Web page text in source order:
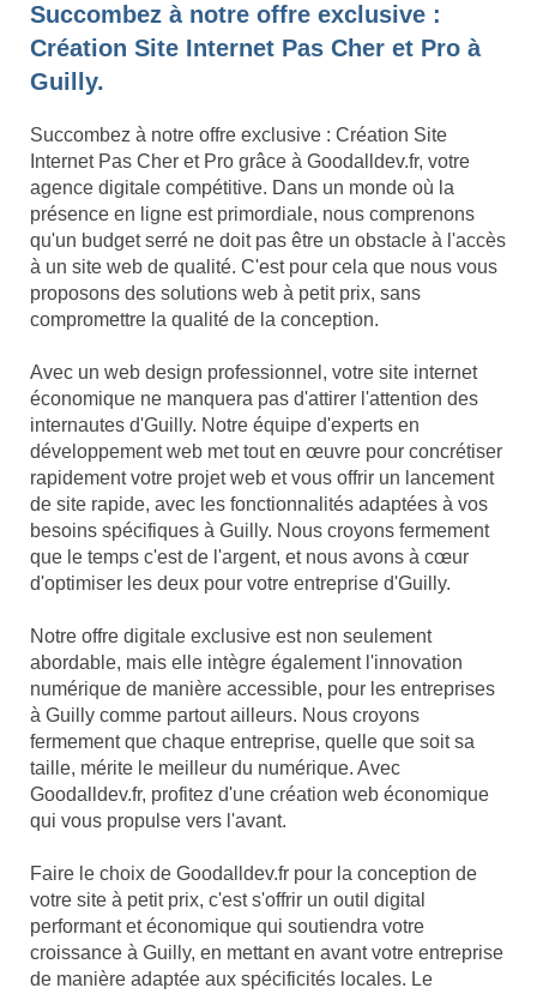
Succombez à notre offre exclusive :
Création Site Internet Pas Cher et Pro à
Guilly.
Succombez à notre offre exclusive : Création Site
Internet Pas Cher et Pro grâce à Goodalldev.fr, votre
agence digitale compétitive. Dans un monde où la
présence en ligne est primordiale, nous comprenons
qu'un budget serré ne doit pas être un obstacle à l'accès
à un site web de qualité. C'est pour cela que nous vous
proposons des solutions web à petit prix, sans
compromettre la qualité de la conception.
Avec un web design professionnel, votre site internet
économique ne manquera pas d'attirer l'attention des
internautes d'Guilly. Notre équipe d'experts en
développement web met tout en œuvre pour concrétiser
rapidement votre projet web et vous offrir un lancement
de site rapide, avec les fonctionnalités adaptées à vos
besoins spécifiques à Guilly. Nous croyons fermement
que le temps c'est de l'argent, et nous avons à cœur
d'optimiser les deux pour votre entreprise d'Guilly.
Notre offre digitale exclusive est non seulement
abordable, mais elle intègre également l'innovation
numérique de manière accessible, pour les entreprises
à Guilly comme partout ailleurs. Nous croyons
fermement que chaque entreprise, quelle que soit sa
taille, mérite le meilleur du numérique. Avec
Goodalldev.fr, profitez d'une création web économique
qui vous propulse vers l'avant.
Faire le choix de Goodalldev.fr pour la conception de
votre site à petit prix, c'est s'offrir un outil digital
performant et économique qui soutiendra votre
croissance à Guilly, en mettant en avant votre entreprise
de manière adaptée aux spécificités locales. Le